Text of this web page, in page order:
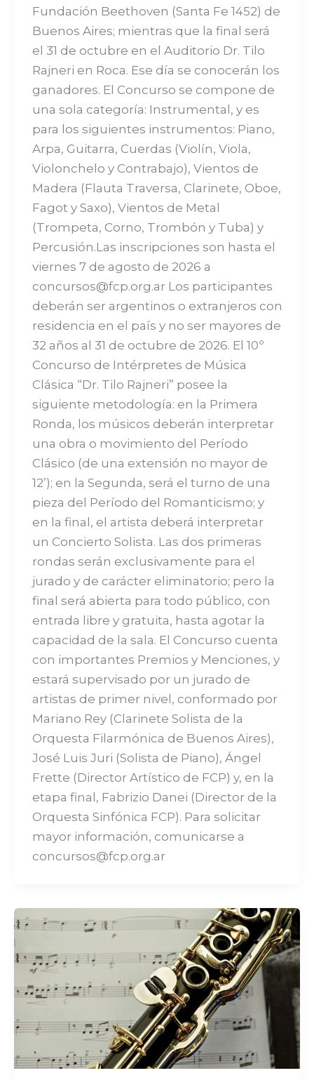
Fundación Beethoven (Santa Fe 1452) de
Buenos Aires; mientras que la final será
el 31 de octubre en el Auditorio Dr. Tilo
Rajneri en Roca. Ese día se conocerán los
ganadores. El Concurso se compone de
una sola categoría: Instrumental, y es
para los siguientes instrumentos: Piano,
Arpa, Guitarra, Cuerdas (Violín, Viola,
Violonchelo y Contrabajo), Vientos de
Madera (Flauta Traversa, Clarinete, Oboe,
Fagot y Saxo), Vientos de Metal
(Trompeta, Corno, Trombón y Tuba) y
Percusión.Las inscripciones son hasta el
viernes 7 de agosto de 2026 a
concursos@fcp.org.ar Los participantes
deberán ser argentinos o extranjeros con
residencia en el país y no ser mayores de
32 años al 31 de octubre de 2026. El 10º
Concurso de Intérpretes de Música
Clásica “Dr. Tilo Rajneri” posee la
siguiente metodología: en la Primera
Ronda, los músicos deberán interpretar
una obra o movimiento del Período
Clásico (de una extensión no mayor de
12’); en la Segunda, será el turno de una
pieza del Período del Romanticismo; y
en la final, el artista deberá interpretar
un Concierto Solista. Las dos primeras
rondas serán exclusivamente para el
jurado y de carácter eliminatorio; pero la
final será abierta para todo público, con
entrada libre y gratuita, hasta agotar la
capacidad de la sala. El Concurso cuenta
con importantes Premios y Menciones, y
estará supervisado por un jurado de
artistas de primer nivel, conformado por
Mariano Rey (Clarinete Solista de la
Orquesta Filarmónica de Buenos Aires),
José Luis Juri (Solista de Piano), Ángel
Frette (Director Artístico de FCP) y, en la
etapa final, Fabrizio Danei (Director de la
Orquesta Sinfónica FCP). Para solicitar
mayor información, comunicarse a
concursos@fcp.org.ar